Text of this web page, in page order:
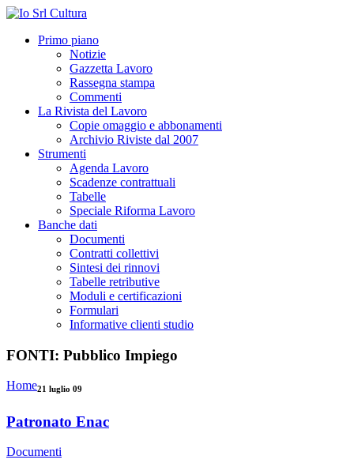
Primo piano
Notizie
Gazzetta Lavoro
Rassegna stampa
Commenti
La Rivista del Lavoro
Copie omaggio e abbonamenti
Archivio Riviste dal 2007
Strumenti
Agenda Lavoro
Scadenze contrattuali
Tabelle
Speciale Riforma Lavoro
Banche dati
Documenti
Contratti collettivi
Sintesi dei rinnovi
Tabelle retributive
Moduli e certificazioni
Formulari
Informative clienti studio
FONTI: Pubblico Impiego
Home21 luglio 09
Patronato Enac
Documenti